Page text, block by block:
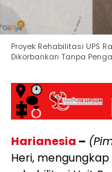
Proyek Rehabilitasi UPS
Dikorbankan Tanpa
Harianesia –
Heri,